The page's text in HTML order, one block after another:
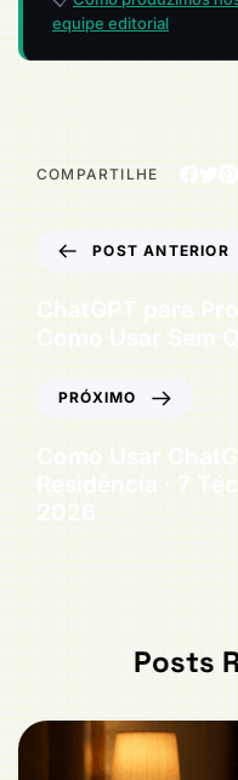
equipe editorial
COMPARTILHE
POST ANTERIOR
ChatGPT para
Como Usar Sem
PRÓXIMO
Como Usar
Residência · 7
2026
Posts